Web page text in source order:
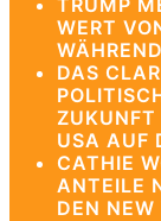
TRUMP
WERT
DAS
ZUKUNFT
USA AUF
CATHIE
ANTEILE
DEN NEW